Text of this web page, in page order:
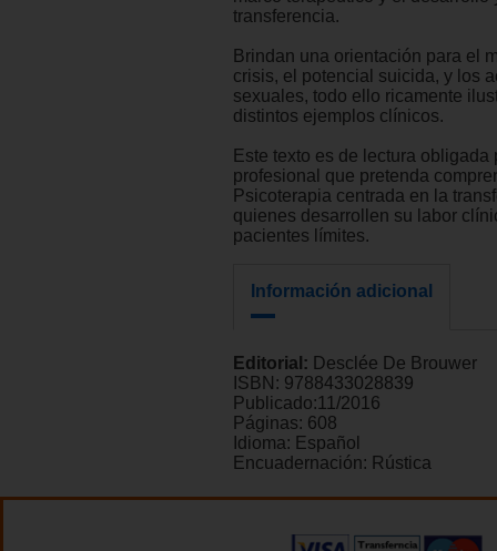
transferencia.
Brindan una orientación para el
crisis, el potencial suicida, y los
sexuales, todo ello ricamente
distintos ejemplos clínicos.
Este texto es de lectura obligada
profesional que pretenda
Psicoterapia centrada en la
quienes desarrollen su labor
pacientes límites.
Información adicional
Editorial: Desclée De Brouwer
ISBN: 9788433028839
Publicado:11/2016
Páginas: 608
Idioma: Español
Encuadernación: Rústica